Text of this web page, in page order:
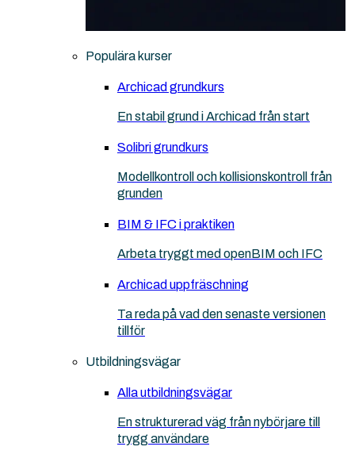
Populära kurser
Archicad grundkurs
En stabil grund i Archicad från start
Solibri grundkurs
Modellkontroll och kollisionskontroll från
grunden
BIM & IFC i praktiken
Arbeta tryggt med openBIM och IFC
Archicad uppfräschning
Ta reda på vad den senaste versionen
tillför
Utbildningsvägar
Alla utbildningsvägar
En strukturerad väg från nybörjare till
trygg användare